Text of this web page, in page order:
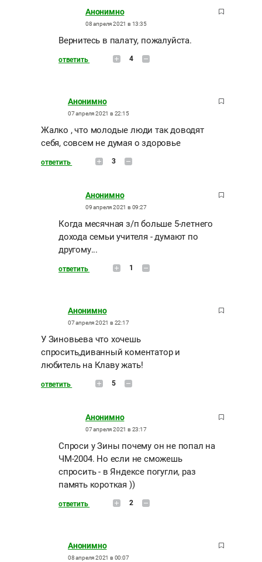
Анонимно
08 апреля 2021 в 13:35
Вернитесь в палату, пожалуйста.
ответить 4
Анонимно
07 апреля 2021 в 22:15
Жалко , что молодые люди так доводят
себя, совсем не думая о здоровье
ответить 3
Анонимно
09 апреля 2021 в 09:27
Когда месячная з/п больше 5-летнего
дохода семьи учителя - думают по
другому...
ответить 1
Анонимно
07 апреля 2021 в 22:17
У Зиновьева что хочешь
спросить,диванный коментатор и
любитель на Клаву жать!
ответить 5
Анонимно
07 апреля 2021 в 23:17
Спроси у Зины почему он не попал на
ЧМ-2004. Но если не сможешь
спросить - в Яндексе погугли, раз
память короткая ))
ответить 2
Анонимно
08 апреля 2021 в 00:07